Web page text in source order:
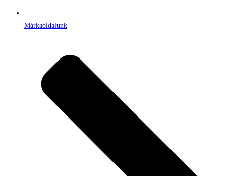
Márkaoldalunk